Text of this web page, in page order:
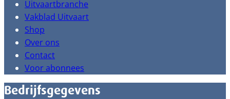
Uitvaartbranche
Vakblad Uitvaart
Shop
Over ons
Contact
Voor abonnees
Bedrijfsgegevens